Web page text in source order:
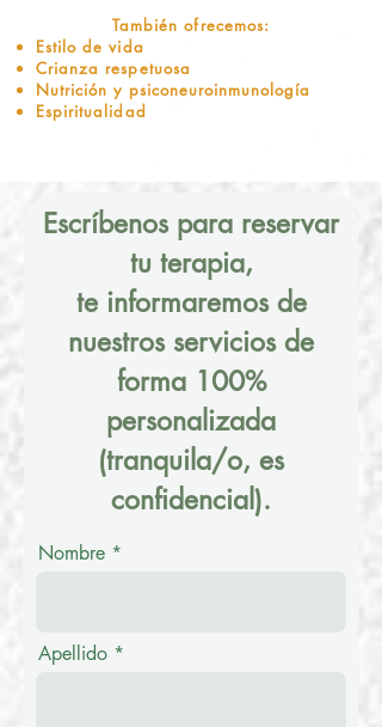
También ofrecemos:
Estilo de vida
Crianza respetuosa
Nutrición y psiconeuroinmunología
Espiritualidad
Escríbenos para reservar
tu terapia,
te informaremosde
nuestros servicios de
forma 100%
personalizada
(tranquila/o, es
confidencial).
Nombre
Apellido